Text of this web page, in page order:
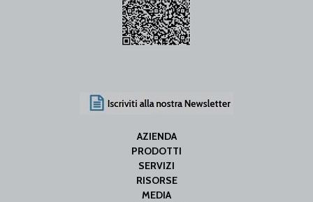
AZIENDA
PRODOTTI
SERVIZI
RISORSE
MEDIA